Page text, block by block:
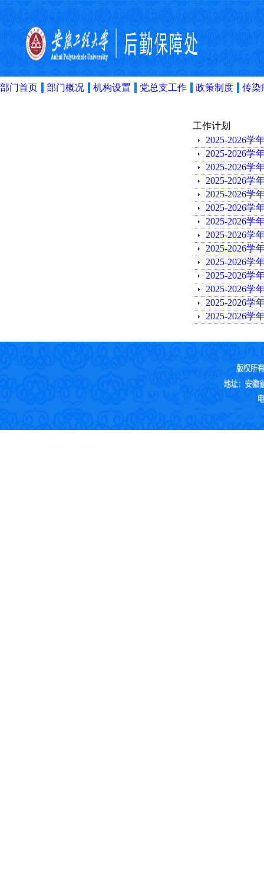
部门首页 部门概况 机构设置 党总支工作 政策制度 传染
工作计划
2025-2026学
2025-2026学
2025-2026学
2025-2026学
2025-2026学
2025-2026学
2025-2026学
2025-2026学
2025-2026学
2025-2026学
2025-2026学
2025-2026学
2025-2026学
2025-2026学